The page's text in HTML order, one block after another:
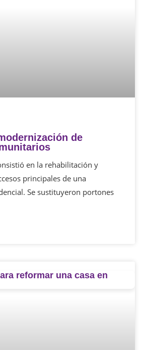
de
en la rehabilitación y
principales de una
Se sustituyeron portones